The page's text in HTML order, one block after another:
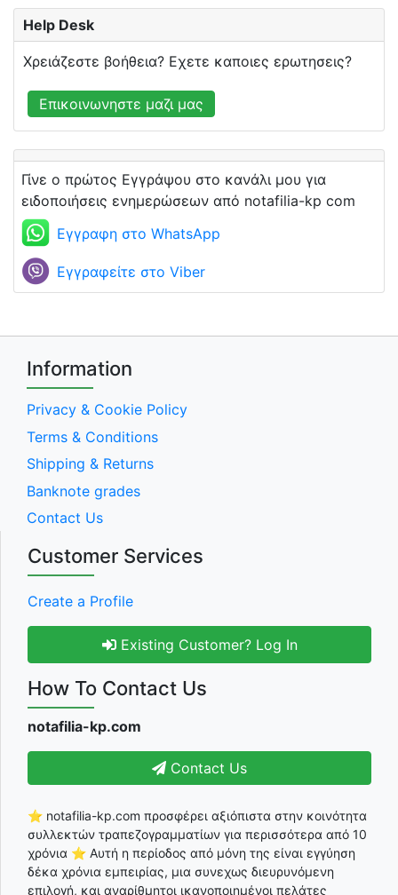
Help Desk
Χρειάζεστε βοήθεια? Εχετε καποιες ερωτησεις?
Επικοινωνηστε μαζι μας
Γίνε ο πρώτος Εγγράψου στο κανάλι μου για
ειδοποιήσεις ενημερώσεων από notafilia-kp com
Εγγραφη στο WhatsApp
Εγγραφείτε στο Viber
Information
Privacy & Cookie Policy
Terms & Conditions
Shipping & Returns
Banknote grades
Contact Us
Customer Services
Create a Profile
Existing Customer? Log In
How To Contact Us
notafilia-kp.com
Contact Us
⭐ notafilia-kp.com προσφέρει αξιόπιστα στην κοινότητα
συλλεκτών τραπεζογραμματίων για περισσότερα από 10
χρόνια ⭐ Αυτή η περίοδος από μόνη της είναι εγγύηση
δέκα χρόνια εμπειρίας, μια συνεχως διευρυνόμενη
επιλογή, και αναρίθμητοι ικανοποιημένοι πελάτες